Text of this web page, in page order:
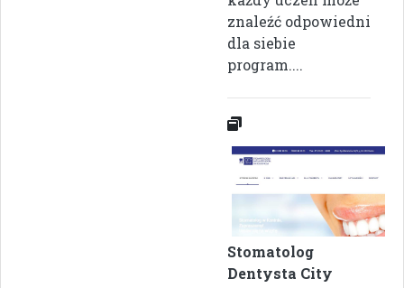
znaleźć odpowiedni
dla siebie
program....
Stomatolog
Dentysta City